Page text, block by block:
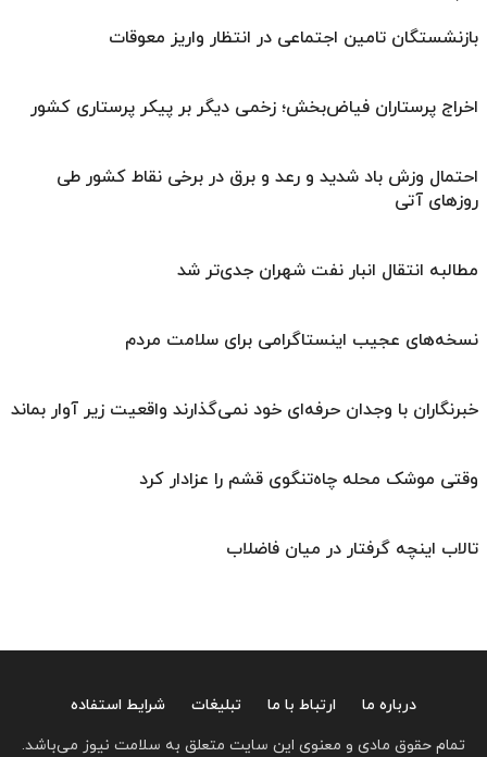
بازنشستگان تامین اجتماعی در انتظار واریز معوقات
اخراج پرستاران فیاض‌بخش؛ زخمی دیگر بر پیکر پرستاری کشور
احتمال وزش باد شدید و رعد و برق در برخی نقاط کشور طی
روزهای آتی
مطالبه انتقال انبار نفت شهران جدی‌تر شد
نسخه‌های عجیب اینستاگرامی برای سلامت مردم
خبرنگاران با وجدان حرفه‌ای خود نمی‌گذارند واقعیت زیر آوار بماند
وقتی موشک محله چاه‌تنگوی قشم را عزادار کرد
تالاب اینچه گرفتار در میان فاضلاب
درباره ما ارتباط با ما تبلیغات
شرایط استفاده
تمام حقوق مادی و معنوی این سایت متعلق به سلامت نیوز می‌باشد.